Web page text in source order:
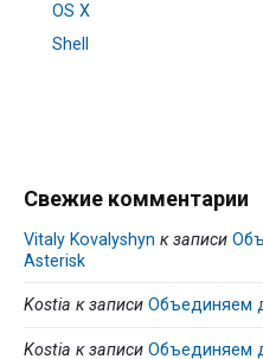
OS X
Shell
Свежие комментарии
Vitaly Kovalyshyn к записи
Asterisk
Kostia к записи Объединяем
Kostia к записи Объединяем